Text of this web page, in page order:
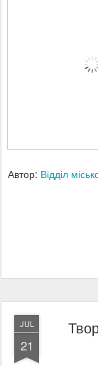
Автор: Відділ
JUL
21